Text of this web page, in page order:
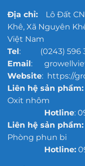
Địa chỉ:Lô Đất
Khê, Xã Nguyên
Việt Nam
Tel: (0243) 596
Email:
Website: https://
Liên hệ sản phẩm:
Oxit nhôm
Hotline:
Liên hệ sản phẩm:
Phòng phun bi
Hotline: